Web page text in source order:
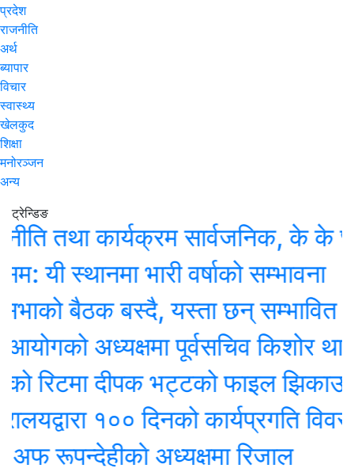
प्रदेश
राजनीति
अर्थ
ब्यापार
विचार
स्वास्थ्य
खेलकुद
शिक्षा
मनोरञ्जन
अन्य
ट्रेन्डिङ
तथा कार्यक्रम सार्वजनिक, के के छन्
भारी वर्षाको सम्भावना
बैठक बस्दै, यस्ता छन् सम्भावित
अध्यक्षमा पूर्वसचिव किशोर थापा
दीपक भट्टको फाइल झिकाउन
१०० दिनको कार्यप्रगति विवरण
अध्यक्षमा रिजाल